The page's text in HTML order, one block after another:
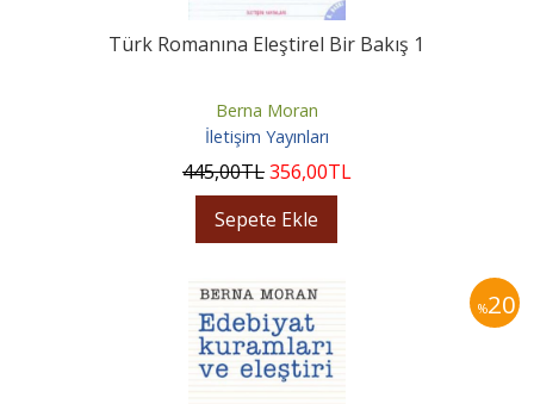
Türk Romanına Eleştirel Bir Bakış 1
Berna Moran
İletişim Yayınları
445,00TL356,00TL
Sepete Ekle
%20